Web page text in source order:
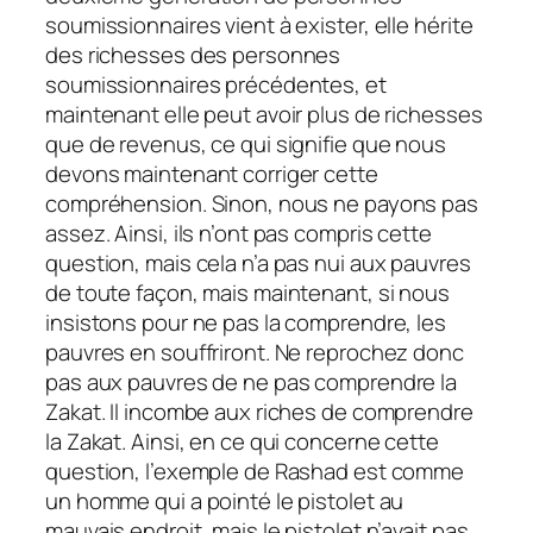
soumissionnaires vient à exister, elle hérite
des richesses des personnes
soumissionnaires précédentes, et
maintenant elle peut avoir plus de richesses
que de revenus, ce qui signifie que nous
devons maintenant corriger cette
compréhension. Sinon, nous ne payons pas
assez. Ainsi, ils n’ont pas compris cette
question, mais cela n’a pas nui aux pauvres
de toute façon, mais maintenant, si nous
insistons pour ne pas la comprendre, les
pauvres en souffriront. Ne reprochez donc
pas aux pauvres de ne pas comprendre la
Zakat. Il incombe aux riches de comprendre
la Zakat. Ainsi, en ce qui concerne cette
question, l’exemple de Rashad est comme
un homme qui a pointé le pistolet au